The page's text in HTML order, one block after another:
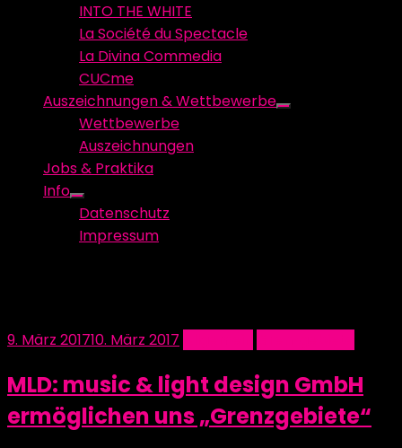
INTO THE WHITE
La Société du Spectacle
La Divina Commedia
CUCme
Auszeichnungen & Wettbewerbe
Show
Wettbewerbe
Auszeichnungen
Jobs & Praktika
Info
Show
sub
menu
Datenschutz
Impressum
Posted
9. März 201710. März 2017
MLD: music & light design GmbH
ermöglichen uns „Grenzgebiete“